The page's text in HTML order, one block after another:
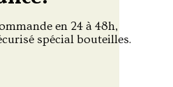
en 24 à 48h,
spécial bouteilles.